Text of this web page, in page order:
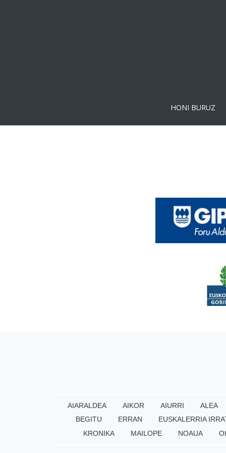
HONI BURUZ
AIARALDEA AIKOR AIURRI ALEA
BEGITU
ERRAN EUSKALERRIA
KRONIKA
MAILOPE NOAUA